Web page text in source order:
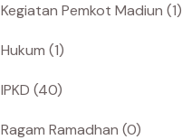
Kegiatan Pemkot Madiun (1)
Hukum (1)
IPKD (40)
Ragam Ramadhan (0)